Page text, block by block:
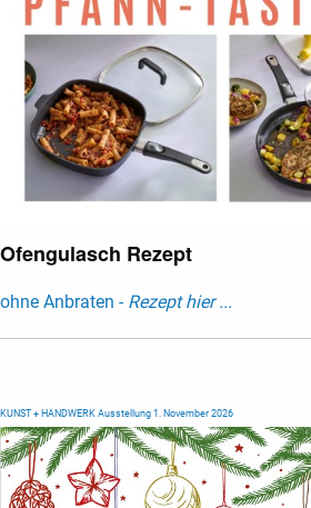
Ofengulasch Rezept
ohne Anbraten - Rezept hier ...
KUNST + HANDWERK Ausstellung 1. November 2026